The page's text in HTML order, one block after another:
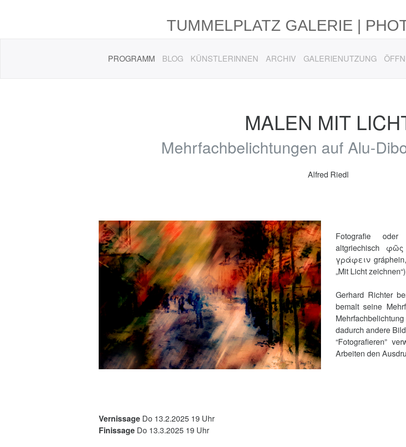
TUMMELPLATZ GALERIE |
PROGRAMM BLOG KÜNSTLERINNEN ARCHIV GALERIENUTZUNG
MALEN MIT
Mehrfachbelichtungen auf Alu-
Alfred Riedl
Fotografie oder
altgriechisch φῶς
γράφειν
„Mit Licht
Gerhard Richter
bemalt seine
dadurch andere
“Fotografieren”
Arbeiten den
Vernissage Do 13.2.2025 19 Uhr
Finissage Do 13.3.2025 19 Uhr